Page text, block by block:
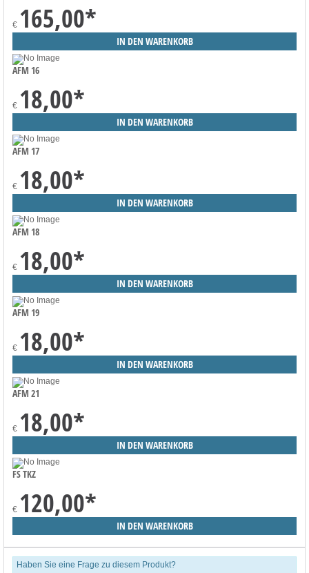
€ 165,00*
AFM 16
€ 18,00*
AFM 17
€ 18,00*
AFM 18
€ 18,00*
AFM 19
€ 18,00*
AFM 21
€ 18,00*
FS TKZ
€ 120,00*
Haben Sie eine Frage zu diesem Produkt?